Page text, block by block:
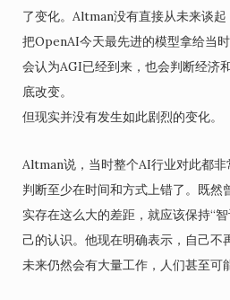
了变化。Altman没有直接从未来谈
把OpenAI今天最先进的模型拿给当
会认为AGI已经到来，也会判断经济
底改变。
但现实并没有发生如此剧烈的变化。
Altman说，当时整个AI行业对此都
判断至少在时间和方式上错了。既然
实存在这么大的差距，就应该保持“
己的认识。他现在明确表示，自己不
未来仍然会有大量工作，人们甚至可